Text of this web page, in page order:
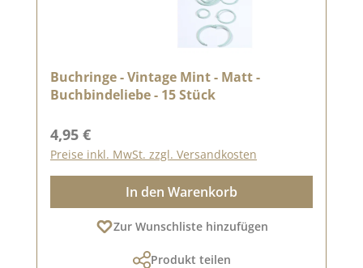
Buchringe - Vintage Mint - Matt -
Buchbindeliebe - 15 Stück
Regulärer Preis:
4,95 €
Preise inkl. MwSt. zzgl. Versandkosten
In den Warenkorb
Zur Wunschliste hinzufügen
Produkt teilen